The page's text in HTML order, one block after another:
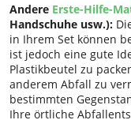
Andere Erste-Hilfe-
Handschuhe usw.):
in Ihrem Set können
ist jedoch eine gute
Plastikbeutel zu
anderem Abfall zu
bestimmten
Ihre örtliche